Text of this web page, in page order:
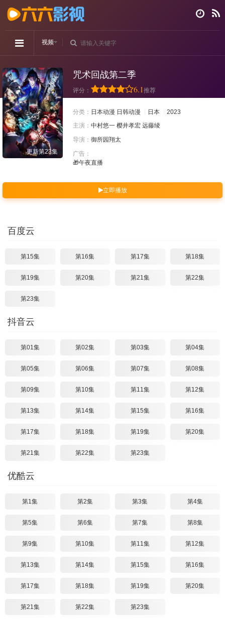
视频
更新第23集
咒术回战第二季
评分： 6.1 推荐
分类： 日本动漫 日韩动漫 日本
2023
主演： 中村悠一 樱井孝宏 远藤绫
导演： 御所园翔太
广告：
🎁午夜直播
立即播放
百度云
第15集 第16集 第17集 第18集
第19集 第20集 第21集 第22集
第23集
抖音云
第01集 第02集 第03集 第04集
第05集 第06集 第07集 第08集
第09集 第10集 第11集 第12集
第13集 第14集 第15集 第16集
第17集 第18集 第19集 第20集
第21集 第22集 第23集
优酷云
第1集 第2集 第3集 第4集
第5集 第6集 第7集 第8集
第9集 第10集 第11集 第12集
第13集 第14集 第15集 第16集
第17集 第18集 第19集 第20集
第21集 第22集 第23集